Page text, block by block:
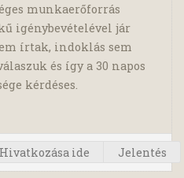
munkaerőforrás
igénybevételével jár
írtak, indoklás sem
és így a 30 napos
kérdéses.
Hivatkozása ide Jelentés